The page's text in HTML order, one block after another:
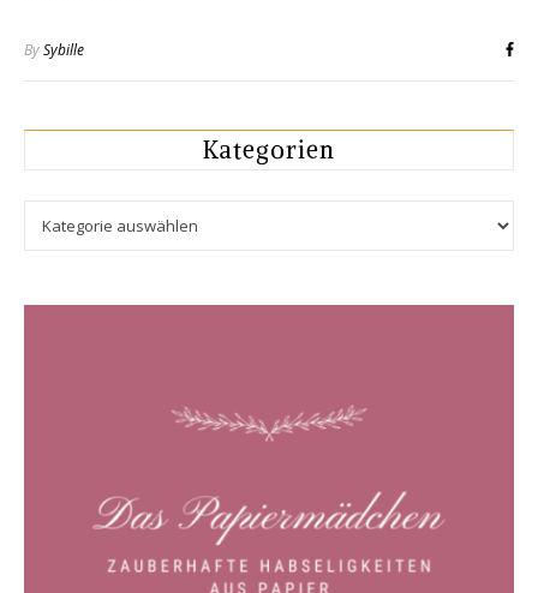
BySybille
Kategorien